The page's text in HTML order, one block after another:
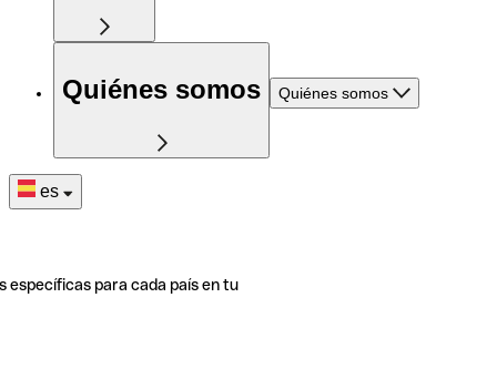
Quiénes somos Quiénes somos
es
específicas para cada país en tu